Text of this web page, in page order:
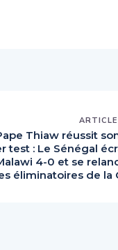
Thiaw réussit
test : Le Sénégal
4-0 et se
éliminatoires de la